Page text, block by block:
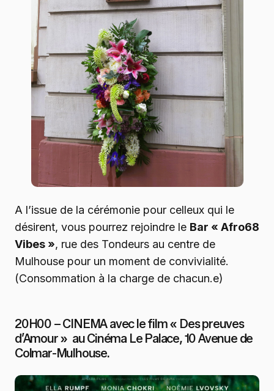
A l’issue de la cérémonie pour celleux qui le
désirent, vous pourrez rejoindre le Bar « Afro68
Vibes », rue des Tondeurs au centre de
Mulhouse pour un moment de convivialité.
(Consommation à la charge de chacun.e)
20H00 – CINEMA avec le film « Des preuves
d’Amour » au Cinéma Le Palace, 10 Avenue de
Colmar-Mulhouse.